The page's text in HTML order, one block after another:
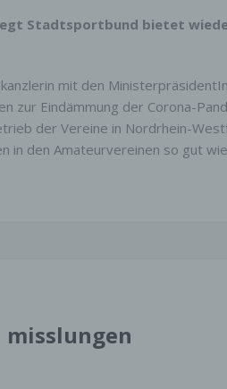
Stadtsportbund bietet
mit den
zur Eindämmung der Corona-
der Vereine in Nordrhein-
in den Amateurvereinen so gut